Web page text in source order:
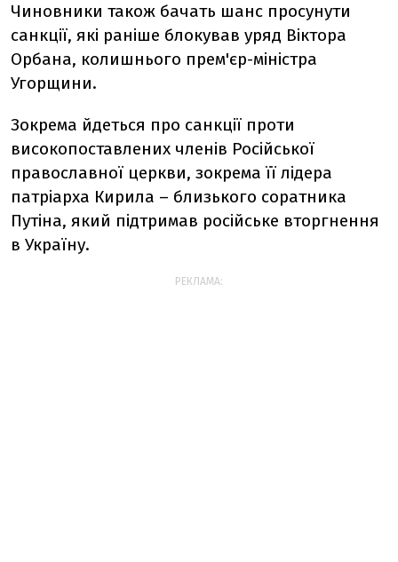
Чиновники також бачать шанс просунути
санкції, які раніше блокував уряд Віктора
Орбана, колишнього прем'єр-міністра
Угорщини.
Зокрема йдеться про санкції проти
високопоставлених членів Російської
православної церкви, зокрема її лідера
патріарха Кирила – близького соратника
Путіна, який підтримав російське вторгнення
в Україну.
РЕКЛАМА: